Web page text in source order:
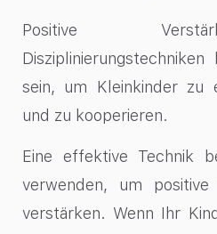
Positive
sein, um Kleinkinder zu
und zu kooperieren.
Eine effektive Technik
verwenden, um positive
verstärken. Wenn Ihr